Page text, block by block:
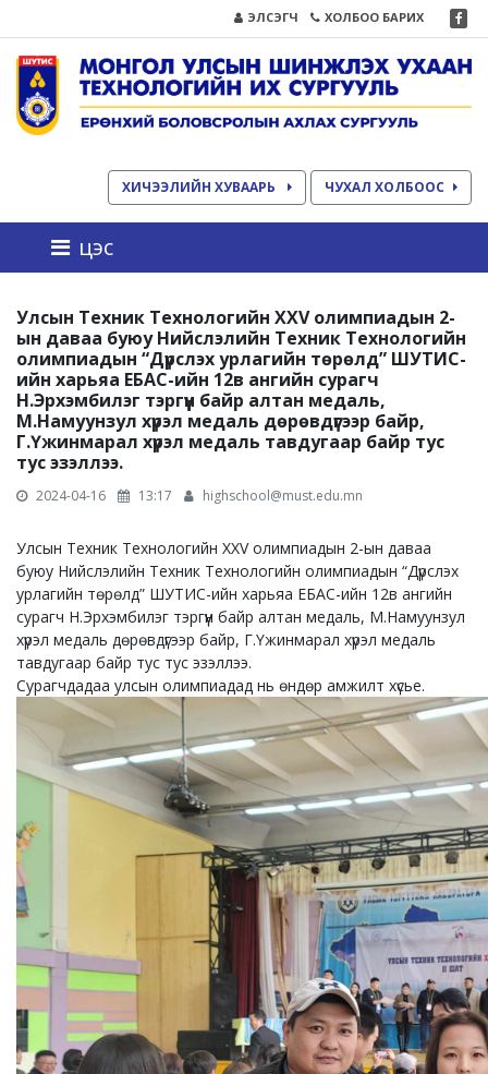
ЭЛСЭГЧ ХОЛБОО БАРИХ
ХИЧЭЭЛИЙН ХУВААРЬ ЧУХАЛ ХОЛБООС
цэс
Улсын Техник Технологийн XXV олимпиадын 2-
ын даваа буюу Нийслэлийн Техник Технологийн
олимпиадын “Дүрслэх урлагийн төрөлд” ШУТИС-
ийн харьяа ЕБАС-ийн 12в ангийн сурагч
Н.Эрхэмбилэг тэргүүн байр алтан медаль,
М.Намуунзул хүрэл медаль дөрөвдүгээр байр,
Г.Үжинмарал хүрэл медаль тавдугаар байр тус
тус эзэллээ.
2024-04-16 13:17 highschool@must.edu.mn
Улсын Техник Технологийн XXV олимпиадын 2-ын даваа
буюу Нийслэлийн Техник Технологийн олимпиадын “Дүрслэх
урлагийн төрөлд” ШУТИС-ийн харьяа ЕБАС-ийн 12в ангийн
сурагч Н.Эрхэмбилэг тэргүүн байр алтан медаль, М.Намуунзул
хүрэл медаль дөрөвдүгээр байр, Г.Үжинмарал хүрэл медаль
тавдугаар байр тус тус эзэллээ.
Сурагчдадаа улсын олимпиадад нь өндөр амжилт хүсье.